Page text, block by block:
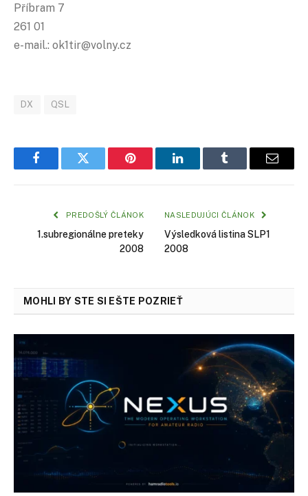
Příbram 7
261 01
e-mail.: ok1tir@volny.cz
DX QSL
FacebookTwitter Pinterest LinkedInTumblr Email
PREDOŠLÝ ČLÁNOK
1.subregionálne preteky
2008
NASLEDUJÚCI ČLÁNOK
Výsledková listina SLP1
2008
MOHLI BY STE SI EŠTE POZRIEŤ